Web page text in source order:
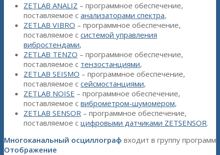
ZETLAB ANALIZ – программное обеспечение,
поставляемое с анализаторами спектра,
ZETLAB VIBRO – программное обеспечение,
поставляемое с системой управления
вибростендами,
ZETLAB TENZO – программное обеспечение,
поставляемое с тензостанциями,
ZETLAB SEISMO – программное обеспечение,
поставляемое с сейсмостанциями,
ZETLAB NOISE – программное обеспечение,
поставляемое с виброметром-шумомером,
ZETLAB SENSOR – программное обеспечение,
поставляемое с цифровыми датчиками ZETSENSOR.
Многоканальный осциллограф входит в группу программ
Отображение